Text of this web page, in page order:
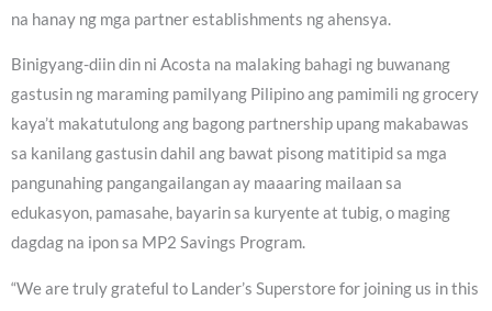
na hanay ng mga partner establishments ng ahensya.
Binigyang-diin din ni Acosta na malaking bahagi ng buwanang
gastusin ng maraming pamilyang Pilipino ang pamimili ng grocery
kaya’t makatutulong ang bagong partnership upang makabawas
sa kanilang gastusin dahil ang bawat pisong matitipid sa mga
pangunahing pangangailangan ay maaaring mailaan sa
edukasyon, pamasahe, bayarin sa kuryente at tubig, o maging
dagdag na ipon sa MP2 Savings Program.
“We are truly grateful to Lander’s Superstore for joining us in this